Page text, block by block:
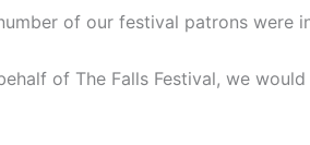
y guantes, negro
Cuero
of our festival patrons were
of The Falls Festival, we